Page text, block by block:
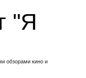
"Я
обзорами кино и